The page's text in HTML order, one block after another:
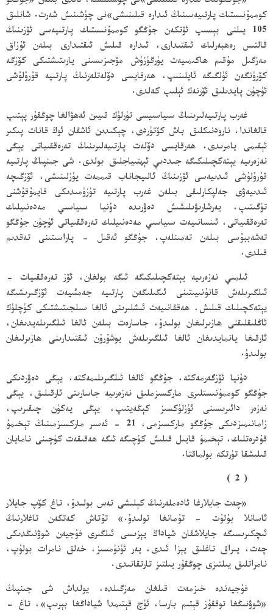
كوممۇنىستىك پارتىيەسىنىڭ ئىدارە قىلىنىشى»نى چۈشىنىش شەرت. شانلىق
105 يىلنى بېسىپ ئۆتكەن جۇڭگو كوممۇنىستىك پارتىيەسى ئۆزىنىڭ
قالتىس رەھبەرلىك ئىقتىدارى، ئىدارە قىلىش ئىقتىدارى بىلەن ئۇزاق
مەزگىل مۇقىم ھاكىمىيەت يۈرگۈزۈش مۆجىزىسىنى يارىتىشتىكى كۆزگە
كۆرۈنگەن ئۈلگىگە ئايلىنىپ، ھەرقايسى دۆلەتلەرنىڭ پارتىيە قۇرۇلۇشى
ئۈچۈن پايدىلىق ئۆرنەك ئېلىپ كەلدى.
غەرب پارتىيەلىرىنىڭ سىياسىيسى تۈرلۈك قىيىن ئەھۋالغا چوڭقۇر پېتىپ
قالغاندا، نارودنىكلىق باش كۆتۈردى، چېكىدىن ئاشقان ئوڭ قانات پىكىر
ئېقىمى يامرىدى، ھەرقايسى دۆلەت پارتىيەلىرىنىڭ تەرەققىياتى يېڭى
نەزەرىيە يېتەكچىلىكىگە جىددىي ئېھتىياجلىق بولدى. شى جىنپىڭ پارتىيە
قۇرۇلۇشى ئىدىيەسى ئۆزىنىڭ ئالىيجاناب قىممەت يۈزلىنىشى، ئۆزگىچە
ئىدىيەۋى جەلپكارلىقى بىلەن غەرب پارتىيە تۈزۈمىدىكى قايمۇقۇشنى
تۈگىتىپ، يەرشارىۋىلىشىش دەۋرىدە دۇنيا سىياسىي مەدەنىيلىك
تەرەققىياتى، ئىنسانىيەت سىياسىي مەدەنىيلىك تەرەققىياتى ئۈچۈن جۇڭگو
تەشەببۇسى بىلەن تەمىنلەپ، جۇڭگو ئەقىل - پاراسىتىنى تەقدىم
قىلدى.
ئىلمىي نەزەرىيە يېتەكچىلىكىگە ئىگە بولغان، ئۆز تەرەققىيات -
ئىلگىرىلەش قانۇنىيىتىنى ئىگىلىگەن پارتىيە جەمئىيەت ئۆزگىرىشىگە
يېتەكچىلىك قىلىش، ھەققانىيەت ئىشلىرىنى ئالغا سىلجىتىشتىكى كۈچلۈك
ئاڭلىقلىقنى ھازىرلىغان بولىدۇ، جاسارەت بىلەن ئالغا ئىلگىرىلەيدىغان،
ئارقىغا يانمايدىغان ئالغا ئىلگىرىلەش يوشۇرۇن ئىقتىدارىنى ھازىرلىغان
بولىدۇ.
دۇنيا ئۆزگەرمەكتە، جۇڭگو ئالغا ئىلگىرىلىمەكتە، يېڭى دەۋردىكى
جۇڭگو كوممۇنىستلىرى ماركسىزملىق نەزەرىيە جاسارىتى ئارقىلىق، يېڭى
نەزەر دائىرىسىنى ئۈزلۈكسىز كېڭەيتىپ، يېڭى يەكۈن چىقىرىپ،
زامانىمىزدىكى جۇڭگو ماركسىزمى، 21 - ئەسىر ماركسىزمىنىڭ تېخىمۇ
قۇدرەتلىك، تېخىمۇ قايىل قىلىش كۈچىگە ئىگە ھەقىقەت كۈچىنى نامايان
قىلىشقا تۈرتكە بولماقتا.
( 2 )
«چەت جايلارغا ئادەملەرنىڭ كېلىشى تەس بولىدۇ، تاغ كۆپ جايلار
ئاسانلا بۇلۇت - تۇمانغا تولىدۇ.» تۇتاش كەتكەن تاغلارنىڭ
ئىچكىرىسىگە جايلاشقان شياداڭ يېزىسى ئىلگىرى فۇجيەن شوۋنىڭدىكى
چەت، يىراق تاغلىق يېزا ئىدى، يەر ئۈنۈمسىز، خەلق نامرات بولۇپ،
نامراتلىق يىلتىزى چوڭقۇر يىلتىز تارتقانىدى.
فۇجيەندە خىزمەت قىلغان مەزگىلدە، يولداش شى جىنپىڭ
«شوۋنىڭغا توققۇز قېتىم بارسا، ئۈچ قېتىمدا شياداڭغا بېرىپ»، تاغ -